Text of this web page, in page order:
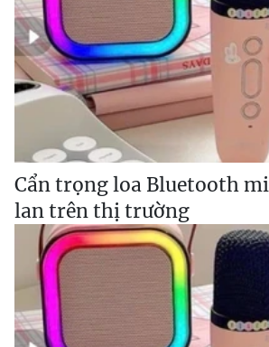
Cẩn trọng loa Bluetooth
lan trên thị trường